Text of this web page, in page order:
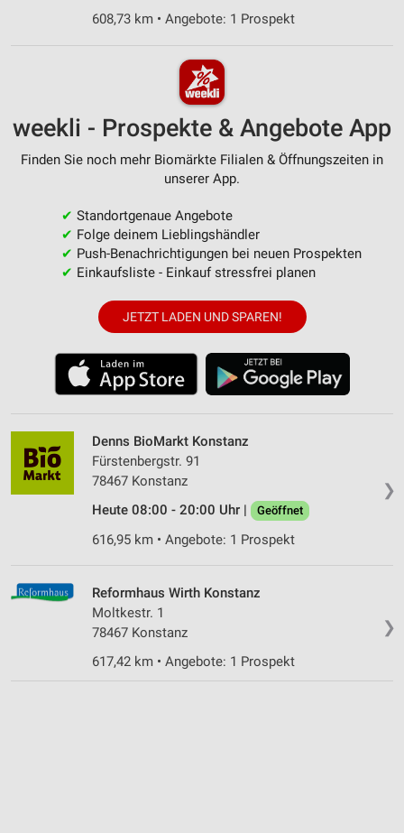
608,73 km • Angebote: 1 Prospekt
weekli - Prospekte & Angebote App
Finden Sie noch mehr Biomärkte Filialen & Öffnungszeiten in
unserer App.
✔ Standortgenaue Angebote
✔ Folge deinem Lieblingshändler
✔ Push-Benachrichtigungen bei neuen Prospekten
✔ Einkaufsliste - Einkauf stressfrei planen
JETZT LADEN UND SPAREN!
❯
Denns BioMarkt Konstanz
Fürstenbergstr. 91
78467 Konstanz
Heute 08:00 - 20:00 Uhr |
Geöffnet
616,95 km • Angebote: 1 Prospekt
❯
Reformhaus Wirth Konstanz
Moltkestr. 1
78467 Konstanz
617,42 km • Angebote: 1 Prospekt